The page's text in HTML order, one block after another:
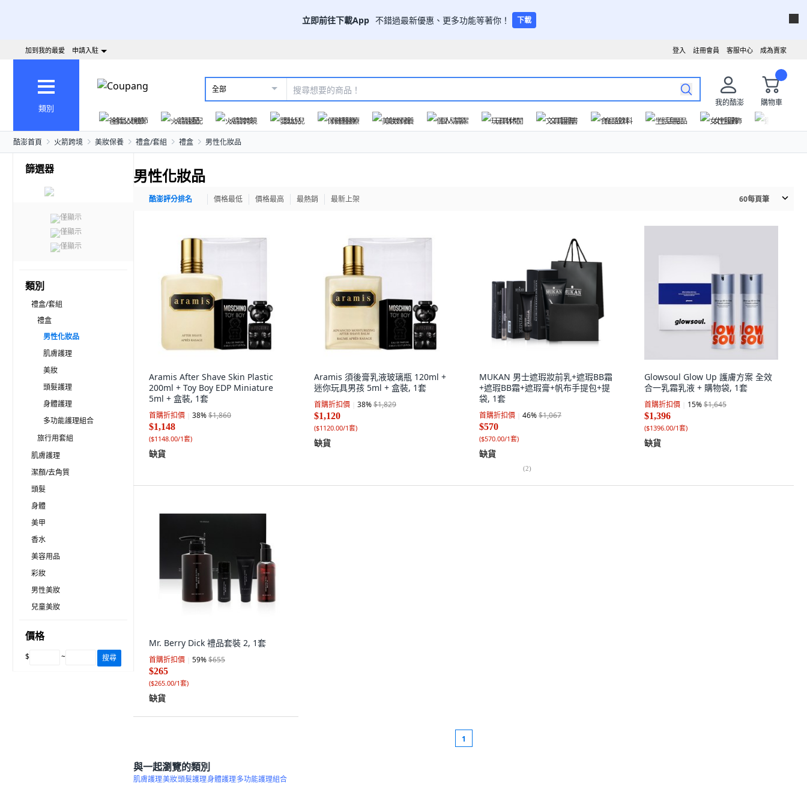
立即前往下載App 不錯過最新優惠、更多功能等著你！ 下載
成為賣家
客服中心
註冊會員
登入
加到我的最愛 申請入駐
類別
全部
我的酷澎
購物車
爸氣父親節
火箭速配 火箭跨境 嬰幼兒 保健醫療 美妝保養 個人清潔 玩具休閒 文具圖書 食品飲料 生活用品 女性服飾
酷澎首頁 火箭跨境 美妝保養 禮盒/套組 禮盒 男性化妝品
篩選器
僅顯示
僅顯示
僅顯示
類別
禮盒/套組
禮盒
男性化妝品
肌膚護理
美妝
頭髮護理
身體護理
多功能護理組合
旅行用套組
肌膚護理
潔顏/去角質
頭髮
身體
美甲
香水
美容用品
彩妝
男性美妝
兒童美妝
價格
$ ~ 搜尋
男性化妝品
酷澎評分排名 價格最低 價格最高 最熱銷 最新上架 60每頁筆
Aramis After Shave Skin Plastic
200ml + Toy Boy EDP Miniature
5ml + 盒裝, 1套
首購折扣價 38%$1,860
$1,148
($1148.00/1套)
缺貨
Aramis 須後膏乳液玻璃瓶 120ml +
迷你玩具男孩 5ml + 盒裝, 1套
首購折扣價 38%$1,829
$1,120
($1120.00/1套)
缺貨
MUKAN 男士遮瑕妝前乳+遮瑕BB霜
+遮瑕BB霜+遮瑕膏+帆布手提包+提
袋, 1套
首購折扣價 46%$1,067
$570
($570.00/1套)
缺貨
(2)
Glowsoul Glow Up 護膚方案 全效
合一乳霜乳液 + 購物袋, 1套
首購折扣價 15%$1,645
$1,396
($1396.00/1套)
缺貨
Mr. Berry Dick 禮品套裝 2, 1套
首購折扣價 59%$655
$265
($265.00/1套)
缺貨
1
與一起瀏覽的類別
肌膚護理美妝頭髮護理身體護理多功能護理組合